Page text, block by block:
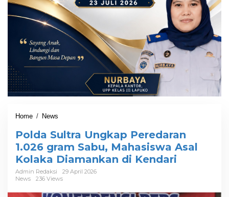
Home / News
l
d
a
S
l
Polda Sultra Ungkap Peredaran
1.026 gram Sabu, Mahasiswa Asal
Kolaka Diamankan di Kendari
Admin Redaksi
29 April 2026
News
236 Views